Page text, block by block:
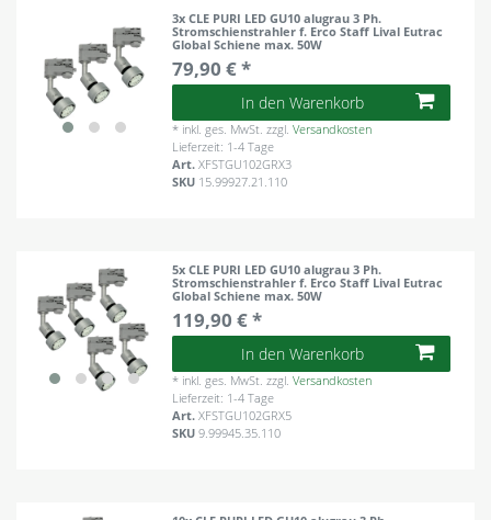
3x CLE PURI LED GU10 alugrau 3 Ph.
Stromschienstrahler f. Erco Staff Lival Eutrac
Global Schiene max. 50W
79,90 € *
In den Warenkorb
* inkl. ges. MwSt. zzgl.Versandkosten
Lieferzeit: 1-4 Tage
Art.XFSTGU102GRX3
SKU 15.99927.21.110
5x CLE PURI LED GU10 alugrau 3 Ph.
Stromschienstrahler f. Erco Staff Lival Eutrac
Global Schiene max. 50W
119,90 € *
In den Warenkorb
* inkl. ges. MwSt. zzgl.Versandkosten
Lieferzeit: 1-4 Tage
Art.XFSTGU102GRX5
SKU9.99945.35.110